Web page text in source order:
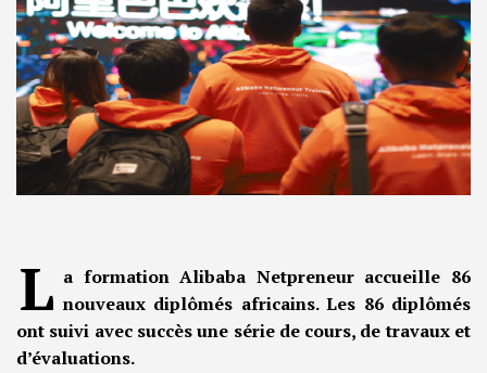
L a formation Alibaba Netpreneur accueille 86
nouveaux diplômés africains. Les 86 diplômés
ont suivi avec succès une série de cours, de travaux et
d’évaluations.